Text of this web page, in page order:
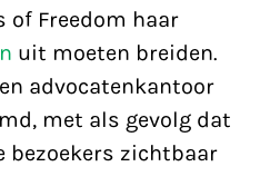
of Freedom haar
uit moeten breiden.
advocatenkantoor
met als gevolg dat
bezoekers zichtbaar